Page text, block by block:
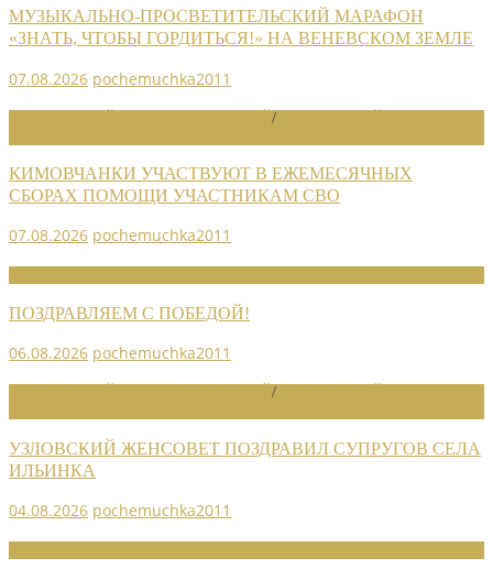
МУЗЫКАЛЬНО-ПРОСВЕТИТЕЛЬСКИЙ МАРАФОН
«ЗНАТЬ, ЧТОБЫ ГОРДИТЬСЯ!» НА ВЕНЕВСКОМ ЗЕМЛЕ
07.08.2026 pochemuchka2011
/
КИМОВЧАНКИ УЧАСТВУЮТ В ЕЖЕМЕСЯЧНЫХ
СБОРАХ ПОМОЩИ УЧАСТНИКАМ СВО
07.08.2026 pochemuchka2011
ПОЗДРАВЛЯЕМ С ПОБЕДОЙ!
06.08.2026 pochemuchka2011
/
УЗЛОВСКИЙ ЖЕНСОВЕТ ПОЗДРАВИЛ СУПРУГОВ СЕЛА
ИЛЬИНКА
04.08.2026 pochemuchka2011